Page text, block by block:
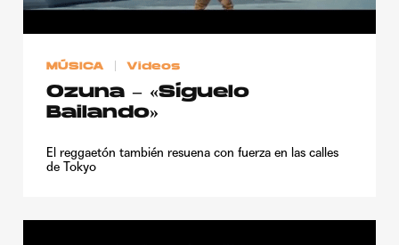
MÚSICA Videos
Ozuna – «Síguelo
Bailando»
El reggaetón también resuena con fuerza en las calles
de Tokyo